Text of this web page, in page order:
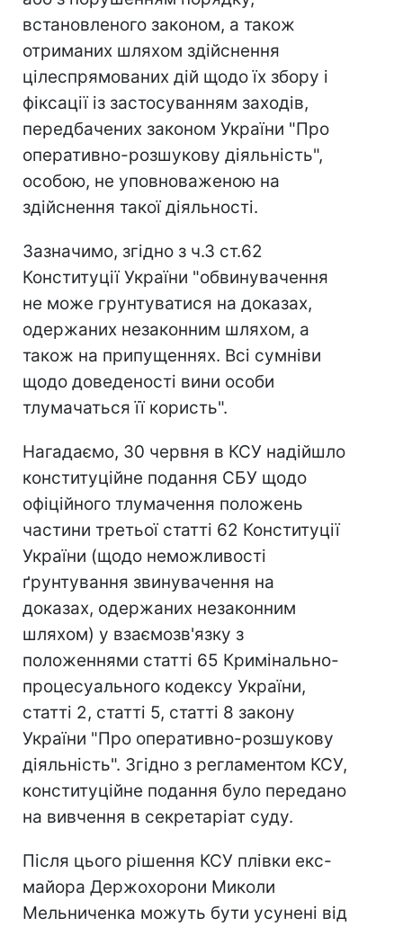
встановленого законом, а також
отриманих шляхом здійснення
цілеспрямованих дій щодо їх збору і
фіксації із застосуванням заходів,
передбачених законом України "Про
оперативно-розшукову діяльність",
особою, не уповноваженою на
здійснення такої діяльності.
Зазначимо, згідно з ч.3 ст.62
Конституції України "обвинувачення
не може грунтуватися на доказах,
одержаних незаконним шляхом, а
також на припущеннях. Всі сумніви
щодо доведеності вини особи
тлумачаться її користь".
Нагадаємо, 30 червня в КСУ надійшло
конституційне подання СБУ щодо
офіційного тлумачення положень
частини третьої статті 62 Конституції
України (щодо неможливості
ґрунтування звинувачення на
доказах, одержаних незаконним
шляхом) у взаємозв'язку з
положеннями статті 65 Кримінально-
процесуального кодексу України,
статті 2, статті 5, статті 8 закону
України "Про оперативно-розшукову
діяльність". Згідно з регламентом КСУ,
конституційне подання було передано
на вивчення в секретаріат суду.
Після цього рішення КСУ плівки екс-
майора Держохорони Миколи
Мельниченка можуть бути усунені від